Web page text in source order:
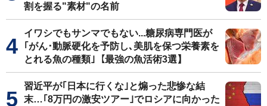
割を握る"素材"の名前
イワシでもサンマでもない...糖尿病専門医が
｢がん･動脈硬化を予防し､美肌を保つ栄養素を
とれる魚の種類｣【最強の魚活術3選】
習近平が｢日本に行くな｣と煽った悲惨な結
末…｢8万円の激安ツアー｣でロシアに向かった